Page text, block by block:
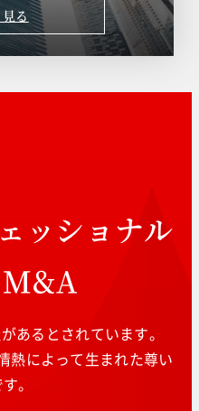
る
ッショナル
M&A
あるとされています。
熱によって生まれた尊い
。